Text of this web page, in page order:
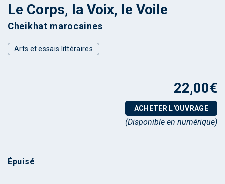
Le Corps, la Voix, le Voile
Cheikhat marocaines
Arts et essais littéraires
22,00€
ACHETER L'OUVRAGE
(Disponible en numérique)
Épuisé